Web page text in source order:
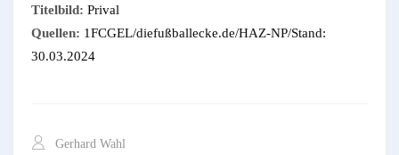
Titelbild: Prival
Quellen: 1FCGEL/diefußballecke.de/HAZ-NP/Stand:
30.03.2024
Gerhard Wahl